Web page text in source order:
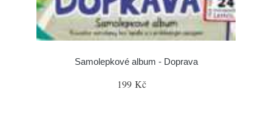
Samolepkové album - Doprava
199 Kč